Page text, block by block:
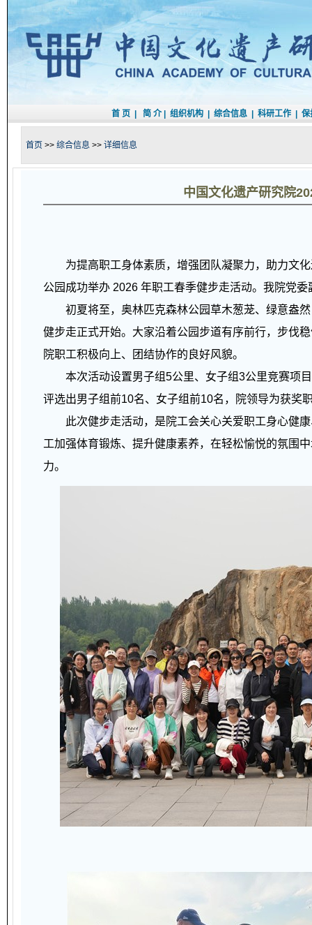
首 页 简 介| 组织机构 综合信息 科研工作 保
首页 >> 综合信息 >> 详细信息
中国文化遗产研究院
为提高职工身体素质，增强团队凝聚力，助力文化
公园成功举办 2026 年职工春季健步走活动。我院党
初夏将至，奥林匹克森林公园草木葱茏、绿意盎然
健步走正式开始。大家沿着公园步道有序前行，步伐
院职工积极向上、团结协作的良好风貌。
本次活动设置男子组5公里、女子组3公里竞赛项目
评选出男子组前10名、女子组前10名，院领导为获奖
此次健步走活动，是院工会关心关爱职工身心健康
工加强体育锻炼、提升健康素养，在轻松愉悦的氛围
力。